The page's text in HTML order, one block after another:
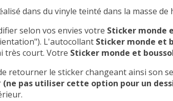
dans du vinyle teinté dans la masse
selon vos envies votre Sticker monde
L'autocollant Sticker monde et
très court. Votre Sticker monde et
retourner le sticker changeant ainsi son
(ne pas utiliser cette option pour un